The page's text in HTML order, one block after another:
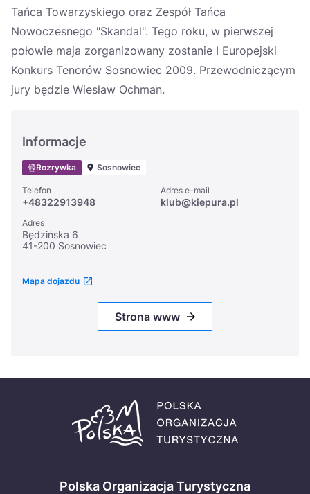
Tańca Towarzyskiego oraz Zespół Tańca
Nowoczesnego "Skandal". Tego roku, w pierwszej
połowie maja zorganizowany zostanie I Europejski
Konkurs Tenorów Sosnowiec 2009. Przewodniczącym
jury będzie Wiesław Ochman.
Informacje
Rozrywka Sosnowiec
Telefon
+48322913948
Adres e-mail
klub@kiepura.pl
Adres
Będzińska 6
41-200 Sosnowiec
Mapa dojazdu
Strona www
Polska Organizacja Turystyczna